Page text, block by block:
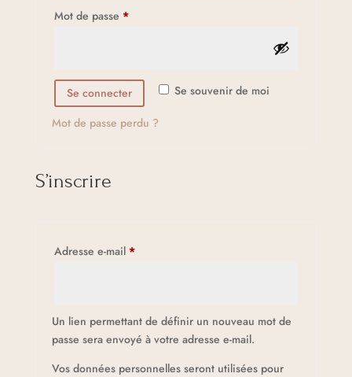
Mot de passe *Obligatoire
A
t
n
v
Se souvenir de moi
Se connecter
Mot de passe perdu ?
S’inscrire
Adresse e-mail *Obligatoire
Un lien permettant de définir un nouveau mot de
passe sera envoyé à votre adresse e-mail.
Vos données personnelles seront utilisées pour